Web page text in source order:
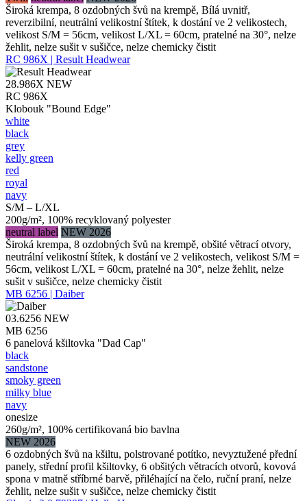
Široká krempa, 8 ozdobných švů na krempě, Bílá uvnitř,
reverzibilní, neutrální velikostní štítek, k dostání ve 2 velikostech,
velikost S/M = 56cm, velikost L/XL = 60cm, pratelné na 30°, nelze
žehlit, nelze sušit v sušičce, nelze chemicky čistit
RC 986X | Result Headwear
28.986X NEW
RC 986X
Klobouk "Bound Edge"
white
black
grey
kelly green
red
royal
navy
S/M – L/XL
200g/m², 100% recyklovaný polyester
neutral label NEW 2026
Široká krempa, 8 ozdobných švů na krempě, obšité větrací otvory,
neutrální velikostní štítek, k dostání ve 2 velikostech, velikost S/M =
56cm, velikost L/XL = 60cm, pratelné na 30°, nelze žehlit, nelze
sušit v sušičce, nelze chemicky čistit
MB 6256 | Daiber
03.6256 NEW
MB 6256
6 panelová kšiltovka "Dad Cap"
black
sandstone
smoky green
milky blue
navy
onesize
260g/m², 100% certifikovaná bio bavlna
NEW 2026
6 ozdobných švů na kšiltu, polstrované potítko, nevyztužené přední
panely, střední profil kšiltovky, 6 obšitých větracích otvorů, kovová
spona v matně stříbrné barvě, přiléhající na čelo, ruční praní, nelze
žehlit, nelze sušit v sušičce, nelze chemicky čistit